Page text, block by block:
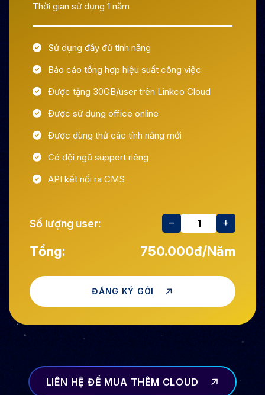
Thời gian sử dụng 1 năm
Sử dụng đầy đủ tính năng
Báo cáo tổng hợp hiệu suất công việc
Được tặng 30GB/user trên Linkco Cloud
Được sử dụng office online
Được dùng thử các tính năng mới
Có đội ngũ support riêng
API kết nối ra CMS
Số lượng user: − +
Tổng: 750.000đ/Năm
ĐĂNG KÝ GÓI
LIÊN HỆ ĐỂ MUA THÊM CLOUD